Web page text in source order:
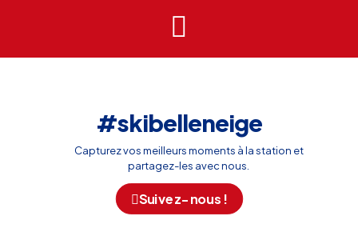
#skibelleneige
Capturez vos meilleurs moments à la station et
partagez-les avec nous.
Suivez-nous !